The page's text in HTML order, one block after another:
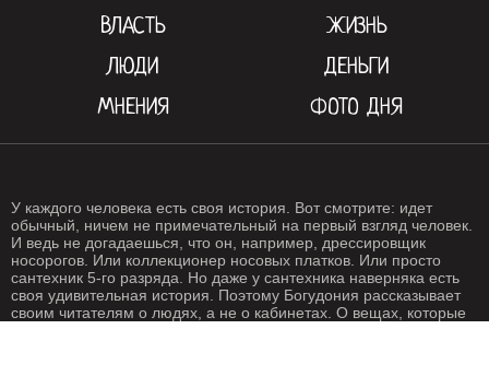
ВЛАСТЬ
ЖИЗНЬ
ЛЮДИ
ДЕНЬГИ
МНЕНИЯ
ФОТО ДНЯ
У каждого человека есть своя история. Вот смотрите: идет
обычный, ничем не примечательный на первый взгляд человек.
И ведь не догадаешься, что он, например, дрессировщик
носорогов. Или коллекционер носовых платков. Или просто
сантехник 5-го разряда. Но даже у сантехника наверняка есть
своя удивительная история. Поэтому Богудония рассказывает
своим читателям о людях, а не о кабинетах. О вещах, которые